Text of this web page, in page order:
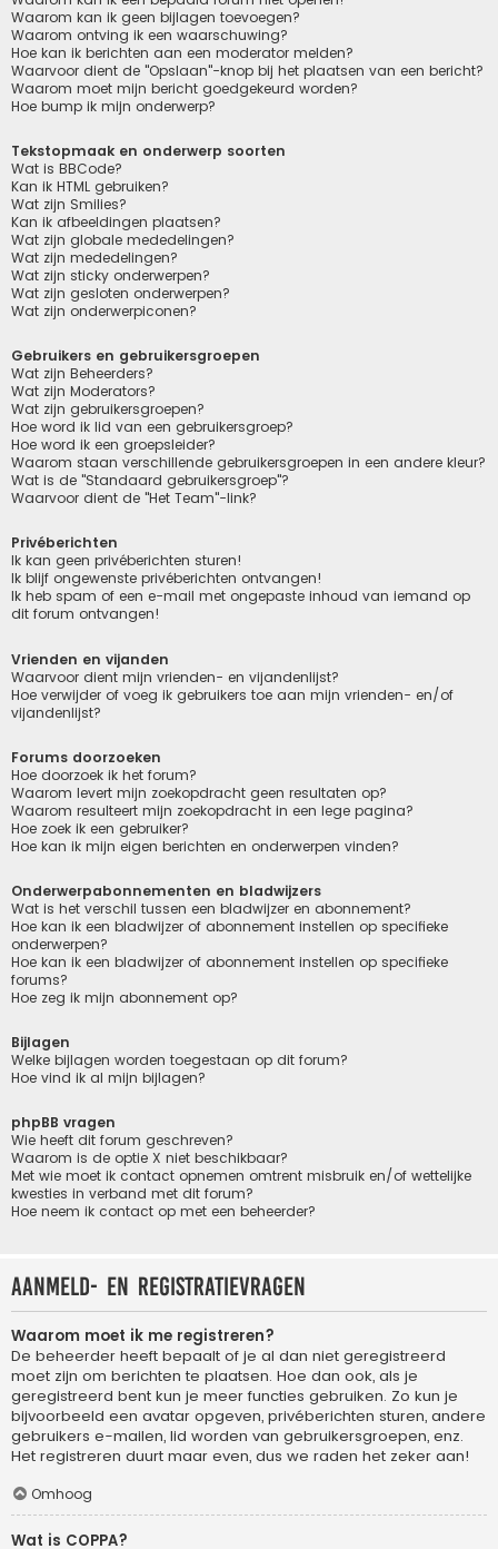
Waarom kan ik geen bijlagen toevoegen?
Waarom ontving ik een waarschuwing?
Hoe kan ik berichten aan een moderator melden?
Waarvoor dient de "Opslaan"-knop bij het plaatsen van een bericht?
Waarom moet mijn bericht goedgekeurd worden?
Hoe bump ik mijn onderwerp?
Tekstopmaak en onderwerp soorten
Wat is BBCode?
Kan ik HTML gebruiken?
Wat zijn Smilies?
Kan ik afbeeldingen plaatsen?
Wat zijn globale mededelingen?
Wat zijn mededelingen?
Wat zijn sticky onderwerpen?
Wat zijn gesloten onderwerpen?
Wat zijn onderwerpiconen?
Gebruikers en gebruikersgroepen
Wat zijn Beheerders?
Wat zijn Moderators?
Wat zijn gebruikersgroepen?
Hoe word ik lid van een gebruikersgroep?
Hoe word ik een groepsleider?
Waarom staan verschillende gebruikersgroepen in een andere kleur?
Wat is de "Standaard gebruikersgroep"?
Waarvoor dient de "Het Team"-link?
Privéberichten
Ik kan geen privéberichten sturen!
Ik blijf ongewenste privéberichten ontvangen!
Ik heb spam of een e-mail met ongepaste inhoud van iemand op
dit forum ontvangen!
Vrienden en vijanden
Waarvoor dient mijn vrienden- en vijandenlijst?
Hoe verwijder of voeg ik gebruikers toe aan mijn vrienden- en/of
vijandenlijst?
Forums doorzoeken
Hoe doorzoek ik het forum?
Waarom levert mijn zoekopdracht geen resultaten op?
Waarom resulteert mijn zoekopdracht in een lege pagina?
Hoe zoek ik een gebruiker?
Hoe kan ik mijn eigen berichten en onderwerpen vinden?
Onderwerpabonnementen en bladwijzers
Wat is het verschil tussen een bladwijzer en abonnement?
Hoe kan ik een bladwijzer of abonnement instellen op specifieke
onderwerpen?
Hoe kan ik een bladwijzer of abonnement instellen op specifieke
forums?
Hoe zeg ik mijn abonnement op?
Bijlagen
Welke bijlagen worden toegestaan op dit forum?
Hoe vind ik al mijn bijlagen?
phpBB vragen
Wie heeft dit forum geschreven?
Waarom is de optie X niet beschikbaar?
Met wie moet ik contact opnemen omtrent misbruik en/of wettelijke
kwesties in verband met dit forum?
Hoe neem ik contact op met een beheerder?
Aanmeld- en registratievragen
Waarom moet ik me registreren?
De beheerder heeft bepaalt of je al dan niet geregistreerd
moet zijn om berichten te plaatsen. Hoe dan ook, als je
geregistreerd bent kun je meer functies gebruiken. Zo kun je
bijvoorbeeld een avatar opgeven, privéberichten sturen, andere
gebruikers e-mailen, lid worden van gebruikersgroepen, enz.
Het registreren duurt maar even, dus we raden het zeker aan!
Omhoog
Wat is COPPA?